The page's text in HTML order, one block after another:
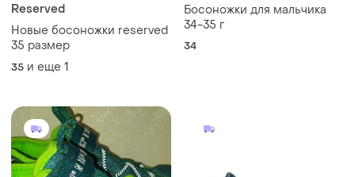
Reserved
Новые босоножки reserved
35 размер
35 и еще 1
Босоножки для мальчика
34-35 г
34